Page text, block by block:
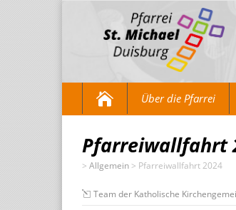
Über die Pfarrei
Pfarreiwallfahrt
> Allgemein > Pfarreiwallfahrt 2024
Team der Katholische